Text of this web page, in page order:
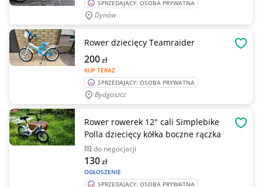
SPRZEDAJĄCY: OSOBA PRYWATNA
Dynów
Rower dziecięcy Teamraider
KUP TERAZ
200zł
SPRZEDAJĄCY: OSOBA PRYWATNA
Bydgoszcz
Rower rowerek 12" cali Simplebike
Polla dziecięcy kółka boczne rączka
do negocjacji
OGŁOSZENIE
130zł
SPRZEDAJĄCY: OSOBA PRYWATNA